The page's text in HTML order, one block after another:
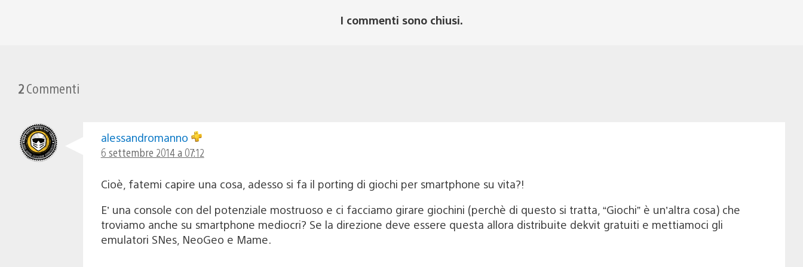
I commenti sono chiusi.
2Commenti
alessandromanno
6 settembre 2014 a 07:12
Cioè, fatemi capire una cosa, adesso si fa il porting di giochi per smartphone su vita?!
E’ una console con del potenziale mostruoso e ci facciamo girare giochini (perchè di questo si tratta, “Giochi” è un’altra cosa) che
troviamo anche su smartphone mediocri? Se la direzione deve essere questa allora distribuite dekvit gratuiti e mettiamoci gli
emulatori SNes, NeoGeo e Mame.